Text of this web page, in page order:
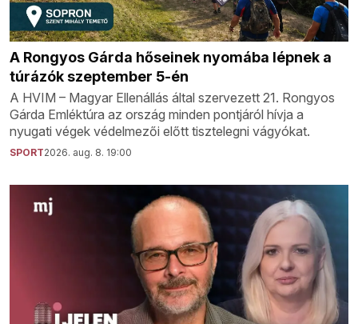
A Rongyos Gárda hőseinek nyomába lépnek a
túrázók szeptember 5-én
A HVIM – Magyar Ellenállás által szervezett 21. Rongyos
Gárda Emléktúra az ország minden pontjáról hívja a
nyugati végek védelmezői előtt tisztelegni vágyókat.
SPORT2026. aug. 8. 19:00